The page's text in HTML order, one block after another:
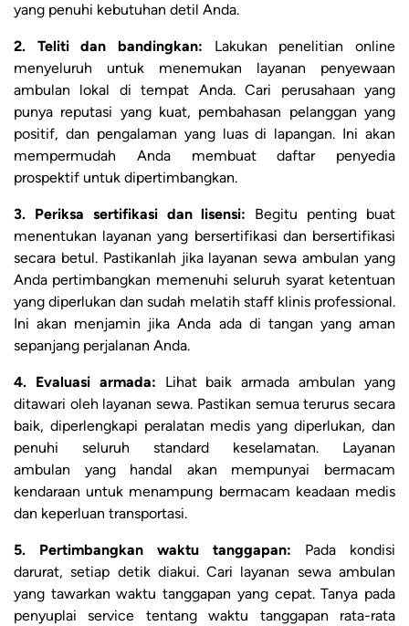
yang penuhi kebutuhan detil Anda.
2. Teliti dan bandingkan: Lakukan penelitian online
menyeluruh untuk menemukan layanan penyewaan
ambulan lokal di tempat Anda. Cari perusahaan yang
punya reputasi yang kuat, pembahasan pelanggan yang
positif, dan pengalaman yang luas di lapangan. Ini akan
mempermudah Anda membuat daftar penyedia
prospektif untuk dipertimbangkan.
3. Periksa sertifikasi dan lisensi: Begitu penting buat
menentukan layanan yang bersertifikasi dan bersertifikasi
secara betul. Pastikanlah jika layanan sewa ambulan yang
Anda pertimbangkan memenuhi seluruh syarat ketentuan
yang diperlukan dan sudah melatih staff klinis professional.
Ini akan menjamin jika Anda ada di tangan yang aman
sepanjang perjalanan Anda.
4. Evaluasi armada: Lihat baik armada ambulan yang
ditawari oleh layanan sewa. Pastikan semua terurus secara
baik, diperlengkapi peralatan medis yang diperlukan, dan
penuhi seluruh standard keselamatan. Layanan
ambulan yang handal akan mempunyai bermacam
kendaraan untuk menampung bermacam keadaan medis
dan keperluan transportasi.
5. Pertimbangkan waktu tanggapan: Pada kondisi
darurat, setiap detik diakui. Cari layanan sewa ambulan
yang tawarkan waktu tanggapan yang cepat. Tanya pada
penyuplai service tentang waktu tanggapan rata-rata